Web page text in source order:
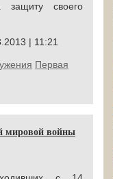
защиту своего
| 11:21
Первая
мировой войны